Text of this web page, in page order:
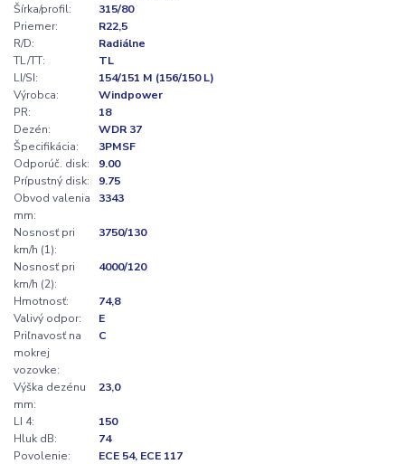
Šírka/profil:
315/80
Priemer:
R22,5
R/D:
Radiálne
TL/TT:
TL
LI/SI:
154/151 M (156/150 L)
Výrobca:
Windpower
PR:
18
Dezén:
WDR 37
Špecifikácia:
3PMSF
Odporúč. disk:
9.00
Prípustný disk:
9.75
Obvod valenia
mm:
3343
Nosnosť pri
km/h (1):
3750/130
Nosnosť pri
km/h (2):
4000/120
Hmotnosť:
74,8
Valivý odpor:
E
Priľnavosť na
mokrej
vozovke:
C
Výška dezénu
mm:
23,0
LI 4:
150
Hluk dB:
74
Povolenie:
ECE 54, ECE 117